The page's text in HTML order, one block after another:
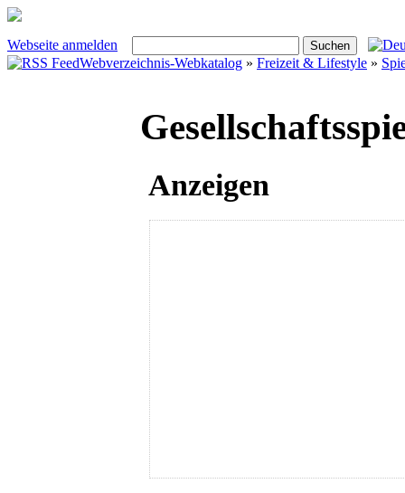
Webseite anmelden
Webverzeichnis-Webkatalog » Freizeit & Lifestyle »
Anzeigen